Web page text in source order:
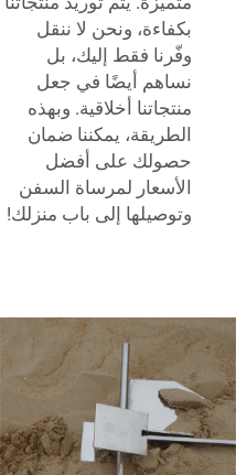
بكفاءة، ونحن لا ننقل
وفّرنا فقط إليك، بل
نساهم أيضًا في جعل
منتجاتنا أخلاقية. وبهذه
الطريقة، يمكننا ضمان
حصولك على أفضل
الأسعار لمرساة السفن
وتوصيلها إلى باب منزلك!